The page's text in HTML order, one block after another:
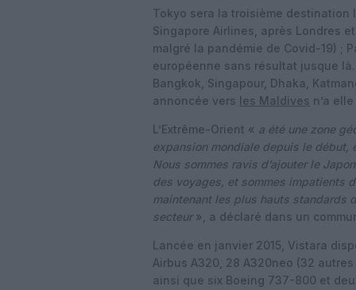
Tokyo sera la troisième
Singapore Airlines, après Londres
malgré la pandémie de Covid-19) ;
européenne sans résultat jusque
Bangkok, Singapour, Dhaka,
annoncée vers les Maldives n’a
L’Extrême-Orient « a été une zone
expansion mondiale depuis le début,
Nous sommes ravis d’ajouter le
des voyages, et sommes impatients
maintenant les plus hauts standards
secteur», a déclaré dans un
Lancée en janvier 2015, Vistara
Airbus A320, 28 A320neo (32
ainsi que six Boeing 737-800 et